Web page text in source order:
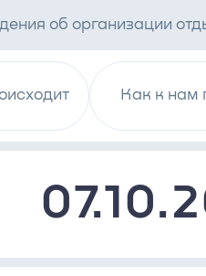
об организации
Как к нам